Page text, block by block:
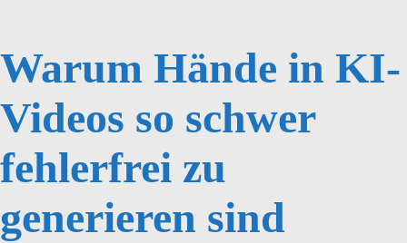
Warum Hände in KI-
Videos so schwer
fehlerfrei zu
generieren sind